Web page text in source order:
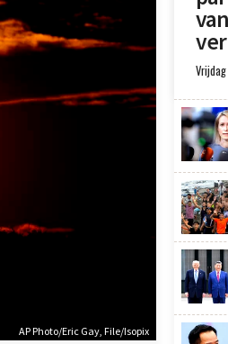
AP Photo/Eric Gay, File/Isopix